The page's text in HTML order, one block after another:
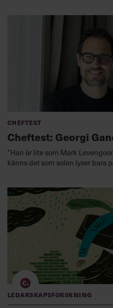
Cheftest
Cheftest: Georgi
”Han är lite som Mark
känns det som solen lyser bara
Ledarskapsforskning